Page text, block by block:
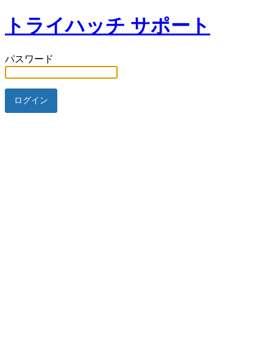
トライハッチ サポート
パスワード